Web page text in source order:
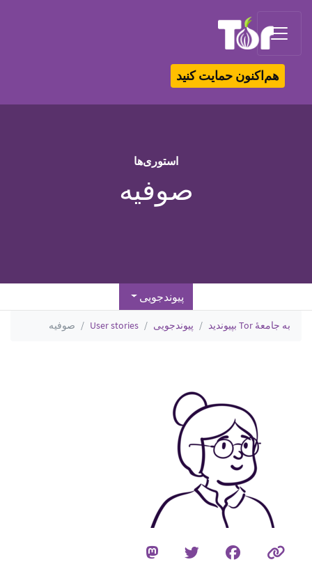
هم‌اکنون حمایت کنید
استوری‌ها
صوفیه
پیوندجویی
به جامعهٔ Tor بپیوندید پیوندجویی User stories صوفیه